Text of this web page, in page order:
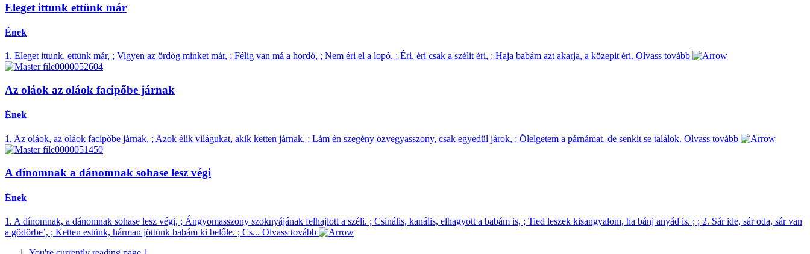
Eleget ittunk ettünk már
Ének
1. Eleget ittunk, ettünk már, ; Vigyen az ördög minket már, ; Félig van má a hordó, ; Nem éri el a lopó. ; Éri, éri csak a szélit éri, ; Haja babám azt akarja, a közepit éri. Olvass tovább
Az oláok az oláok facipőbe járnak
Ének
1. Az oláok, az oláok facipőbe járnak, ; Azok élik világukat, akik ketten járnak, ; Lám én szegény özvegyasszony, csak egyedül járok, ; Ölelgetem a párnámat, de senkit se találok. Olvass tovább
A dínomnak a dánomnak sohase lesz végi
Ének
1. A dínomnak, a dánomnak sohase lesz végi, ; Ángyomasszony szoknyájának felhajlott a széli. ; Csinális, kanális, elhagyott a babám is, ; Tied leszek kisangyalom, ha bánj anyád is. ; ; 2. Sár ide, sár oda, sár van
a gödörbe’, ; Ketten estünk, hárman jöttünk babám ki belőle. ; Cs... Olvass tovább